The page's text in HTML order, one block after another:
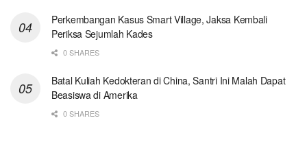
Perkembangan Kasus Smart Village, Jaksa Kembali
Periksa Sejumlah Kades
0 SHARES
Batal Kuliah Kedokteran di China, Santri Ini Malah Dapat
Beasiswa di Amerika
0 SHARES